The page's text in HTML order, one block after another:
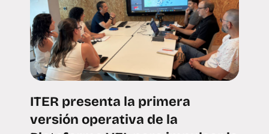
ITER presenta la primera
versión operativa de la